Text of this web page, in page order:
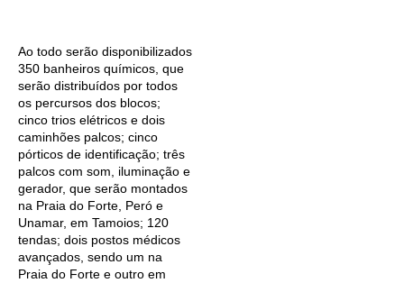
Ao todo serão disponibilizados
350 banheiros químicos, que
serão distribuídos por todos
os percursos dos blocos;
cinco trios elétricos e dois
caminhões palcos; cinco
pórticos de identificação; três
palcos com som, iluminação e
gerador, que serão montados
na Praia do Forte, Peró e
Unamar, em Tamoios; 120
tendas; dois postos médicos
avançados, sendo um na
Praia do Forte e outro em